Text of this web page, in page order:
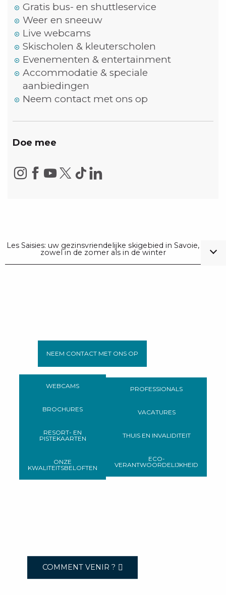
Gratis bus- en shuttleservice
Weer en sneeuw
Live webcams
Skischolen & kleuterscholen
Evenementen & entertainment
Accommodatie & speciale
aanbiedingen
Neem contact met ons op
Doe mee
Les Saisies: uw gezinsvriendelijke skigebied in Savoie,
zowel in de zomer als in de winter
NEEM CONTACT MET ONS OP
WEBCAMS
BROCHURES
RESORT- EN
PISTEKAARTEN
ONZE
KWALITEITSBELOFTEN
PROFESSIONALS
VACATURES
THUIS EN INVALIDITEIT
ECO-
VERANTWOORDELIJKHEID
COMMENT VENIR ?